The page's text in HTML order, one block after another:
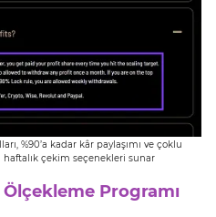
%90’a kadar kâr paylaşımı ve çoklu
haftalık çekim seçenekleri sunar
Programı